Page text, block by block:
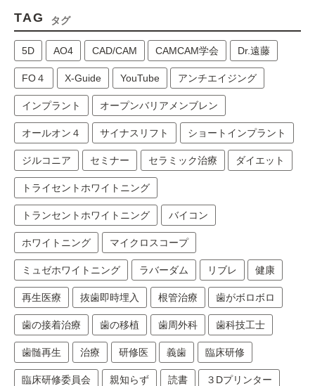
TAG タグ
5D AO4 CAD/CAM CAMCAM学会 Dr.遠藤
FO４ X-Guide YouTube アンチエイジング
インプラント オープンバリアメンブレン
オールオン４ サイナスリフト ショートインプラント
ジルコニア セミナー セラミック治療 ダイエット
トライセントホワイトニング
トランセントホワイトニング バイコン
ホワイトニング マイクロスコープ
ミュゼホワイトニング ラバーダム リブレ 健康
再生医療 抜歯即時埋入 根管治療 歯がボロボロ
歯の接着治療 歯の移植 歯周外科 歯科技工士
歯髄再生 治療 研修医 義歯 臨床研修
臨床研修委員会 親知らず 読書 ３Dプリンター